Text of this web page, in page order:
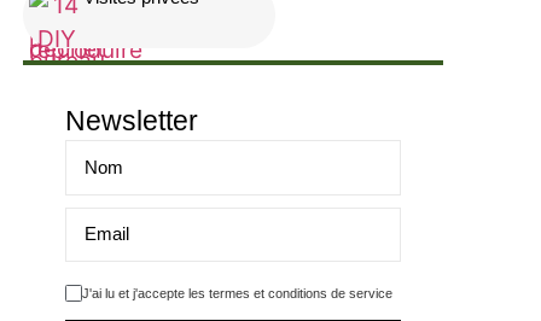
Newsletter
J'ai lu et j'accepte les termes et conditions de service